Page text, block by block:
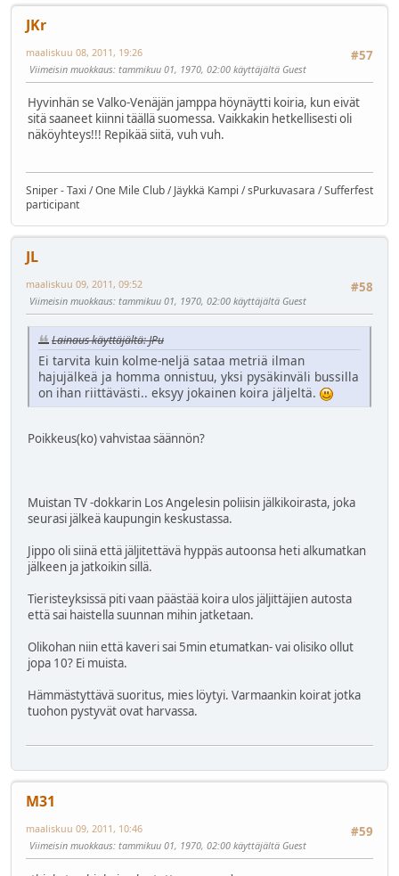
JKr
#57
maaliskuu 08, 2011, 19:26
Viimeisin muokkaus: tammikuu 01, 1970, 02:00 käyttäjältä Guest
Hyvinhän se Valko-Venäjän jamppa höynäytti koiria, kun eivät
sitä saaneet kiinni täällä suomessa. Vaikkakin hetkellisesti oli
näköyhteys!!! Repikää siitä, vuh vuh.
Sniper - Taxi / One Mile Club / Jäykkä Kampi / sPurkuvasara / Sufferfest
participant
JL
#58
maaliskuu 09, 2011, 09:52
Viimeisin muokkaus: tammikuu 01, 1970, 02:00 käyttäjältä Guest
Lainaus käyttäjältä: JPu
Ei tarvita kuin kolme-neljä sataa metriä ilman
hajujälkeä ja homma onnistuu, yksi pysäkinväli bussilla
on ihan riittävästi.. eksyy jokainen koira jäljeltä.
Poikkeus(ko) vahvistaa säännön?
Muistan TV -dokkarin Los Angelesin poliisin jälkikoirasta, joka
seurasi jälkeä kaupungin keskustassa.
Jippo oli siinä että jäljitettävä hyppäs autoonsa heti alkumatkan
jälkeen ja jatkoikin sillä.
Tieristeyksissä piti vaan päästää koira ulos jäljittäjien autosta
että sai haistella suunnan mihin jatketaan.
Olikohan niin että kaveri sai 5min etumatkan- vai olisiko ollut
jopa 10? Ei muista.
Hämmästyttävä suoritus, mies löytyi. Varmaankin koirat jotka
tuohon pystyvät ovat harvassa.
M31
#59
maaliskuu 09, 2011, 10:46
Viimeisin muokkaus: tammikuu 01, 1970, 02:00 käyttäjältä Guest